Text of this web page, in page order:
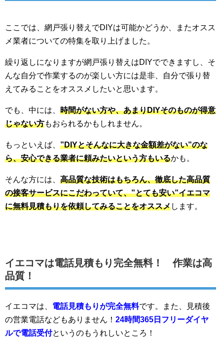
ここでは、網戸張り替えでDIYは可能かどうか、またオスス
メ業者についての特集を取り上げました。
繰り返しになりますが網戸張り替えはDIYでできますし、そ
んな自分で作業するのが楽しい方には是非、自分で張り替
えてみることをオススメしたいと思います。
でも、中には、 時間がない方や、あまりDIYそのものが得意
じゃない方もおられるかもしれません。
もっといえば、 ”DIYとそんなに大きな金額差がない”のな
ら、安心できる業者に頼みたいという方もいるかも。
そんな方には、 高品質な技術はもちろん、徹底した高品質
の接客サービスにこだわっていて、”とても安い”イエコマ
に無料見積もりを依頼してみることをオススメします。
イエコマは電話見積もり完全無料！ 作業は高
品質！
イエコマは、 電話見積もりが完全無料です。また、見積後
の営業電話などもありません！ 24時間365日フリーダイヤ
ルで電話受付というのもうれしいところ！